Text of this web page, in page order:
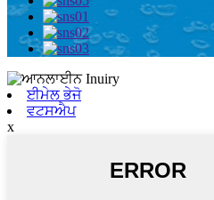
ਈਮੇਲ ਭੇਜੋ
ਵਟਸਐਪ
x